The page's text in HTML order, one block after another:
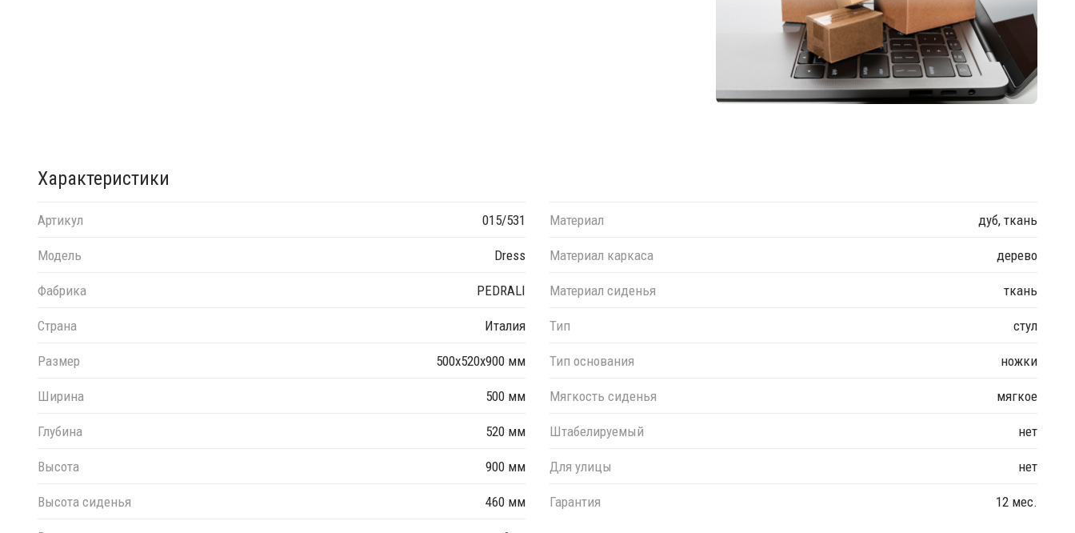
Характеристики
Артикул 015/531
Модель Dress
Фабрика PEDRALI
Страна Италия
Размер 500х520х900 мм
Ширина 500 мм
Глубина 520 мм
Высота 900 мм
Высота сиденья 460 мм
Материал дуб, ткань
Материал каркаса дерево
Материал сиденья ткань
Тип стул
Тип основания ножки
Мягкость сиденья мягкое
Штабелируемый нет
Для улицы нет
Гарантия 12 мес.